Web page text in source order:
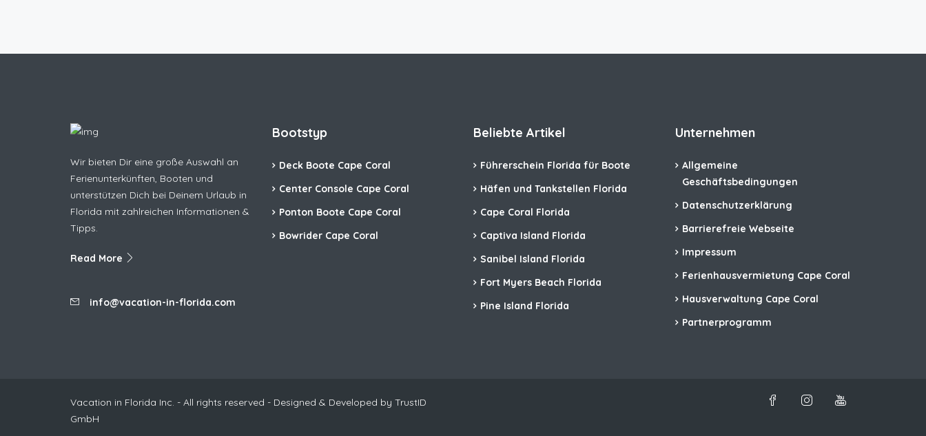
Wir bieten Dir eine große Auswahl an
Ferienunterkünften, Booten und
unterstützen Dich bei Deinem Urlaub in
Florida mit zahlreichen Informationen &
Tipps.
Read More
info@vacation-in-florida.com
Bootstyp
Deck Boote Cape Coral
Center Console Cape Coral
Ponton Boote Cape Coral
Bowrider Cape Coral
Beliebte Artikel
Führerschein Florida für Boote
Häfen und Tankstellen Florida
Cape Coral Florida
Captiva Island Florida
Sanibel Island Florida
Fort Myers Beach Florida
Pine Island Florida
Unternehmen
Allgemeine
Geschäftsbedingungen
Datenschutzerklärung
Barrierefreie Webseite
Impressum
Ferienhausvermietung Cape Coral
Hausverwaltung Cape Coral
Partnerprogramm
Vacation in Florida Inc. - All rights reserved - Designed & Developed by TrustID
GmbH